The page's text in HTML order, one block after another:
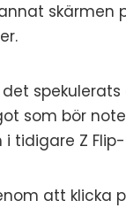
skärmen
spekulerats
som bör
tidigare Z
att klicka